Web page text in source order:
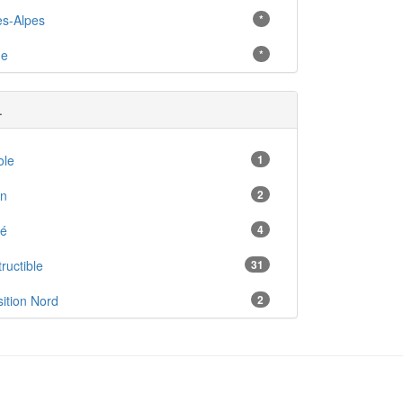
Alpes *
*
1
2
4
31
Nord 2